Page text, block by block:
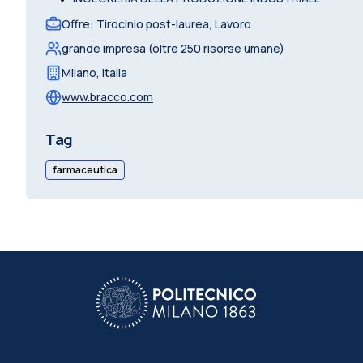
Offre: Tirocinio post-laurea, Lavoro
grande impresa (oltre 250 risorse umane)
Milano, Italia
www.bracco.com
Tag
farmaceutica